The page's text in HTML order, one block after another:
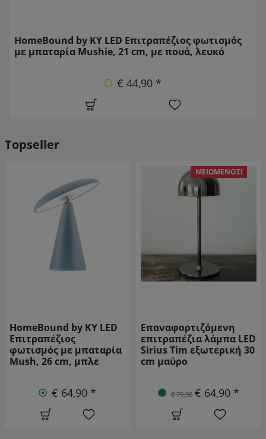
HomeBound by KY LED Επιτραπέζιος φωτισμός
με μπαταρία Mushie, 21 cm, με πουά, λευκό
€ 44,90 *
Topseller
Επαναφορτιζόμενη
επιτραπέζια λάμπα LED
Sirius Tim εξωτερική 30
cm μαύρο
€ 79,90 € 64,90 *
HomeBound by KY LED
Επιτραπέζιος
φωτισμός με μπαταρία
Mushie, 21 cm, μαύρος
€ 44,90 *